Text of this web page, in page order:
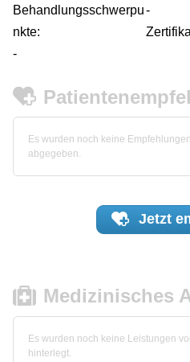
Behandlungsschwerpu
nkte:
-
-
Es wurden noch keine
abgegeben.
Jetzt
Medizinisches
Es wurden noch keine Leistungen
hinterlegt.